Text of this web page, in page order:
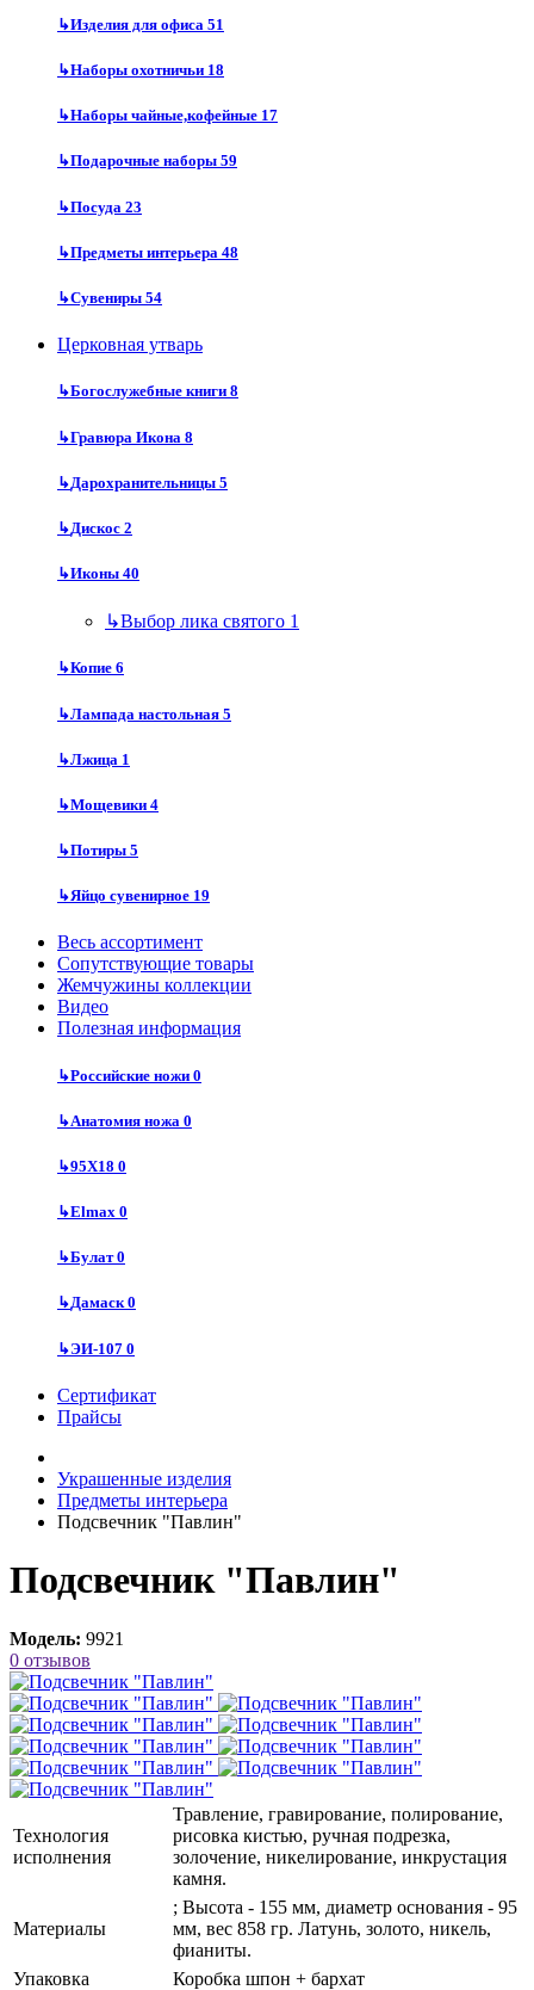
↳Изделия для офиса 51
↳Наборы охотничьи 18
↳Наборы чайные,кофейные 17
↳Подарочные наборы 59
↳Посуда 23
↳Предметы интерьера 48
↳Сувениры 54
Церковная утварь
↳Богослужебные книги 8
↳Гравюра Икона 8
↳Дарохранительницы 5
↳Дискос 2
↳Иконы 40
↳Выбор лика святого 1
↳Копие 6
↳Лампада настольная 5
↳Лжица 1
↳Мощевики 4
↳Потиры 5
↳Яйцо сувенирное 19
Весь ассортимент
Сопутствующие товары
Жемчужины коллекции
Видео
Полезная информация
↳Российские ножи 0
↳Анатомия ножа 0
↳95Х18 0
↳Elmax 0
↳Булат0
↳Дамаск0
↳ЭИ-107 0
Сертификат
Прайсы
Украшенные изделия
Предметы интерьера
Подсвечник "Павлин"
Подсвечник "Павлин"
Модель: 9921
0 отзывов
Технология
исполнения
Травление, гравирование, полирование,
рисовка кистью, ручная подрезка,
золочение, никелирование, инкрустация
камня.
Материалы
; Высота - 155 мм, диаметр основания - 95
мм, вес 858 гр. Латунь, золото, никель,
фианиты.
Упаковка
Коробка шпон + бархат